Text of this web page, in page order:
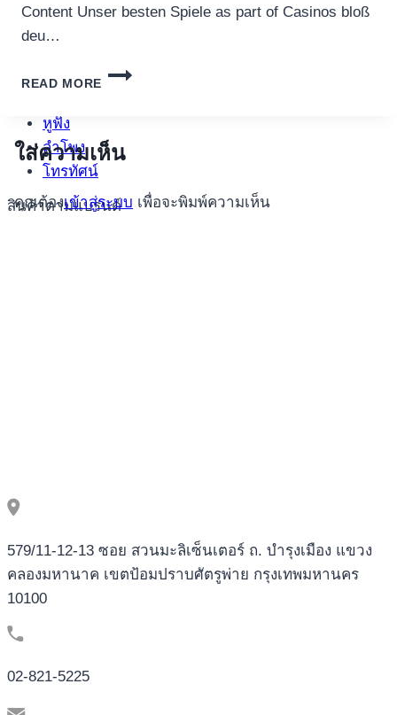
อุปกรณ์เพื่อความบันเทิง
อุปกรณ์เพื่อความบันเทิง
หูฟัง
ลำโพง
โทรทัศน์
สินค้าตามแบรนด์
100
Content Unser besten Spiele as part of Casinos bloß
deu…
READ MORE
NEUE
GGL-
LIZENZIERTE
ใส่ความเห็น
คุณต้องเข้าสู่ระบบ เพื่อจะพิมพ์ความเห็น
579/11-12-13 ซอย สวนมะลิเซ็นเตอร์ ถ. บำรุงเมือง แขวง
คลองมหานาค เขตป้อมปราบศัตรูพ่าย กรุงเทพมหานคร
10100
02-821-5225